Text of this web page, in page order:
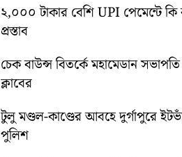
২,০০০ টাকার বেশি UPI পেমেন্টে
প্রস্তাব
চেক বাউন্স বিতর্কে মহামেডান
ক্লাবের
টুলু মণ্ডল-কাণ্ডের আবহে দুর্গাপুরে
পুলিশ